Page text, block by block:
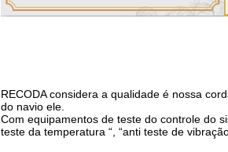
RECODA considera a qualidade é nossa
do navio ele.
Com equipamentos de teste do controle do
teste da temperatura “, “anti teste de